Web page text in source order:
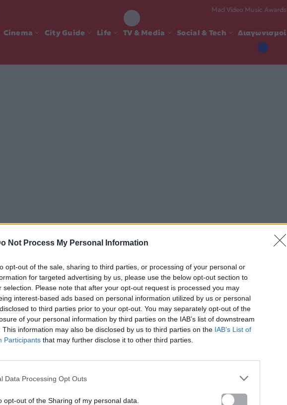
Not Process My Personal Information
opt-out of the sale, sharing to third parties, or processing of your personal or
for targeted advertising by us, please use the below opt-out section to
selection. Please note that after your opt-out request is processed you may
interest-based ads based on personal information utilized by us or personal
to third parties prior to your opt-out. You may separately opt-out of the
of your personal information by third parties on the IAB’s list of downstream
This information may also be disclosed by us to third parties on the IAB’s List of
Participants that may further disclose it to other third parties.
Data Processing Opt Outs
opt-out of the Sharing of my personal data.
Mad Video Music Awards
Cinema City Guide Life TV & Media Social & Tech Διαγωνισμοί
Παράφοραπου κυκλοφόρησε το 2010
άλμπουμ «Παράφορα». Μουσικά κινείται στο ύφος Electronic, Pop.